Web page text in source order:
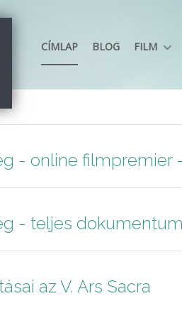
CÍMLAP BLOG FILM
- online filmpremier -
- teljes
az V. Ars Sacra